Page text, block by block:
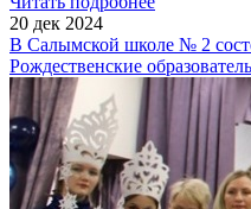
20 дек 2024
В Салымской школе № 2
Рождественские